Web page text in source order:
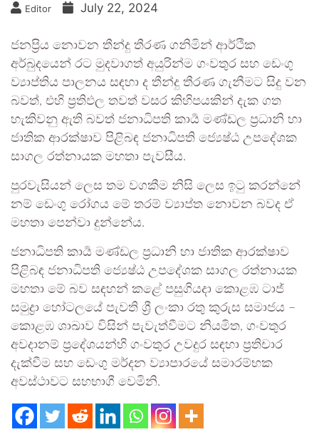
Editor July 22, 2024
ජනප්‍රිය නොවන තීන්දු තීරණ ගනිමින් ආර්ථික
අර්බුදයෙන් රට මුදවාගත් අයුරින්ම ගංවතුර සහ ඩෙංගු
ව්‍යාප්තිය පාලනය සඳහා ද තීන්දු තීරණ ගැනීමට සිදු වන
බවත්, එහි ප්‍රතිඵල තවත් වසර කිහිපයකින් දැක ගත
හැකිවනු ඇති බවත් ජනාධිපති කාර්‍ය මණ්ඩල ප්‍රධානි හා
ජාතික ආරක්ෂාව පිළිබඳ ජනාධිපති ජ්‍යෙෂ්ඨ උපදේශක
සාගල රත්නායක මහතා පැවසීය.
පුරවැසියන් ලෙස තම වගකීම නිසි ලෙස ඉටු කරන්නේ
නම් ඩෙංගු රෝගය මේ තරම් ව්‍යාප්ත නොවන බවද ඒ
මහතා පෙන්වා දුන්නේය.
ජනාධිපති කාර්‍ය මණ්ඩල ප්‍රධානි හා ජාතික ආරක්ෂාව
පිළිබඳ ජනාධිපති ජ්‍යෙෂ්ඨ උපදේශක සාගල රත්නායක
මහතා මේ බව සඳහන් කළේ පසුගියදා කොළඹ ටාජ්
සමුද්‍රා හෝටලයේ පැවති ශ්‍රී ලංකා රතු කුරුස සමාජය –
කොළඹ ශාඛාව විසින් පැවැත්වීමට නියමිත, ගංවතුර
අවදානම් ප්‍රදේශයන්හි ගංවතුර උවදුර සඳහා ප්‍රතිචාර
දැක්වීම සහ ඩෙංගු මර්දන ව්‍යාපාරයේ සමාරම්භක
අවස්ථාවට සහභාගී වෙමිනි.